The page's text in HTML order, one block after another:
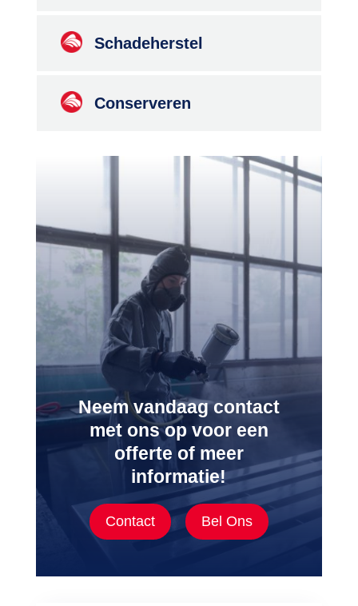
Schadeherstel
Conserveren
Neem vandaag contact
met ons op voor een
offerte of meer
informatie!
Contact Bel Ons